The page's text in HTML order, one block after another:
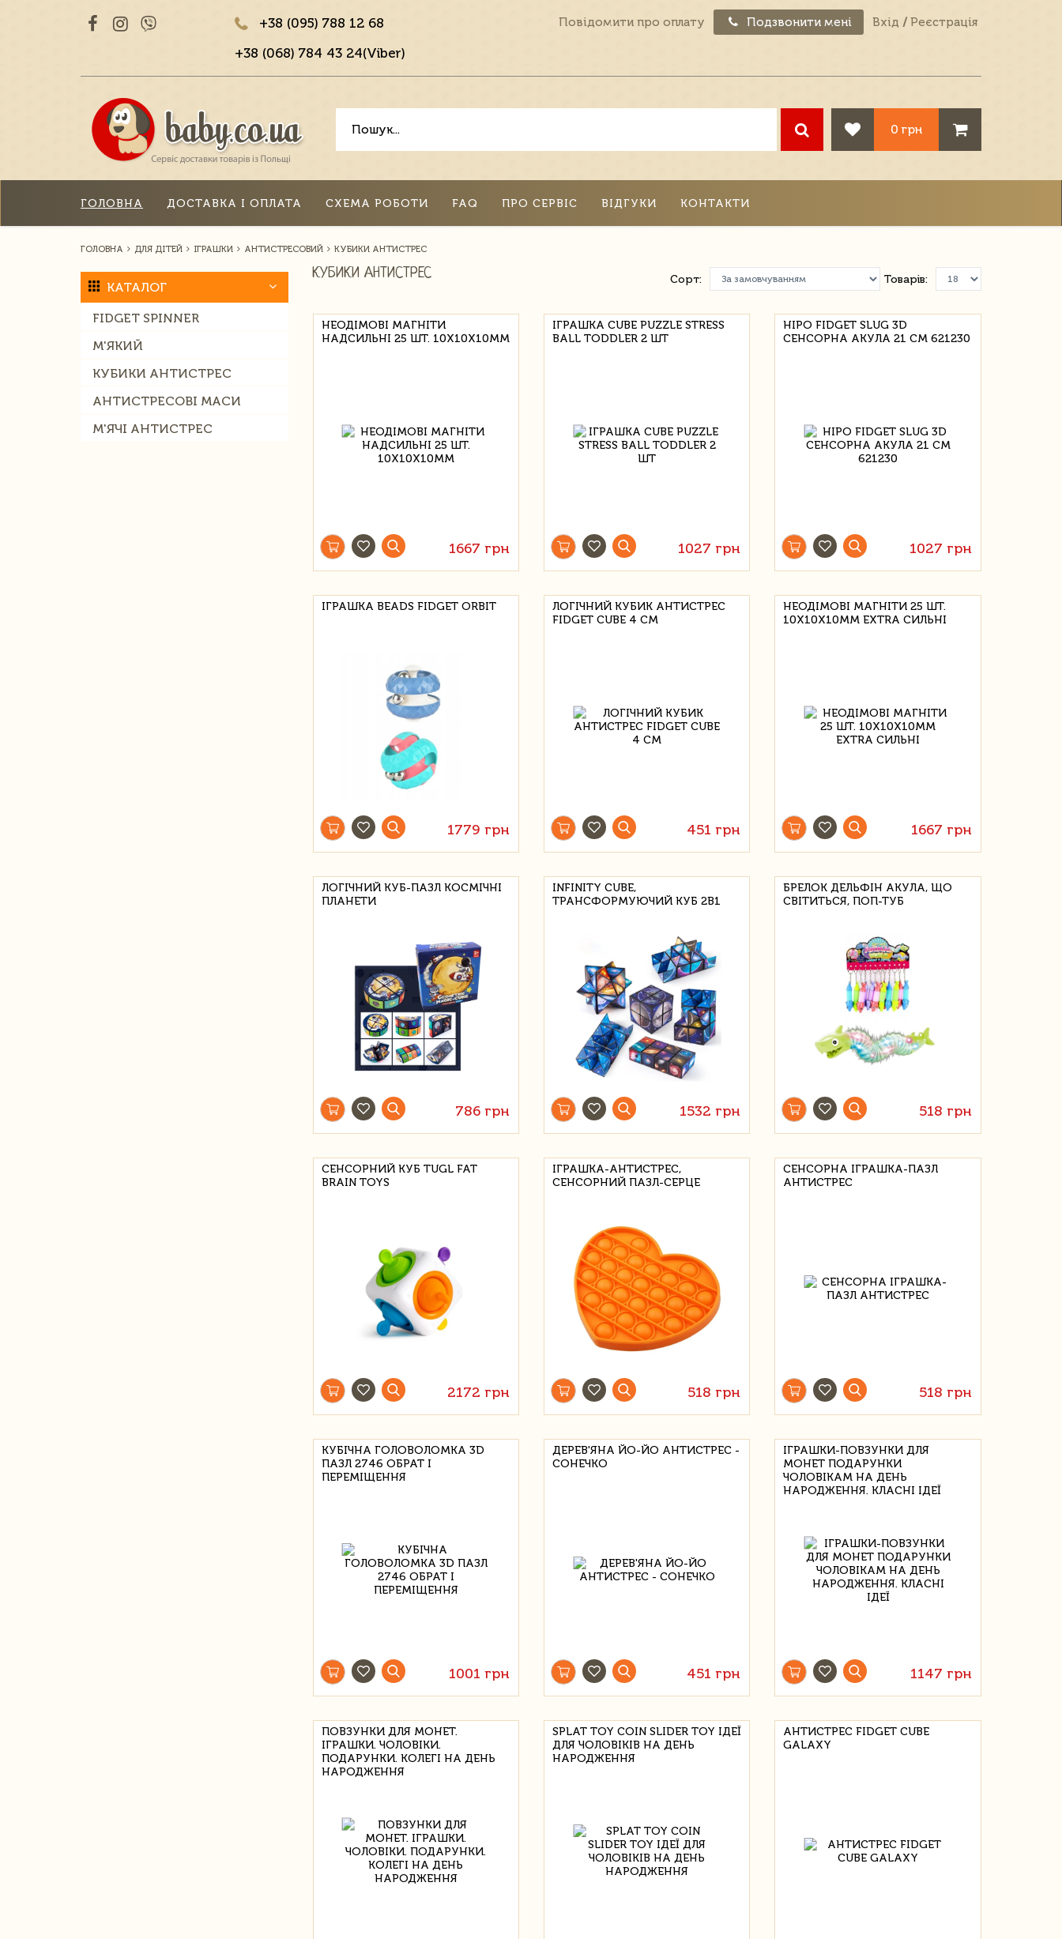
+38 (095) 788 12 68
+38 (068) 784 43 24(Viber)
Повідомити про оплату Подзвонити мені Вхід / Реєстрація
0 грн
ГОЛОВНА ДОСТАВКА І ОПЛАТА СХЕМА РОБОТИ FAQ ПРО СЕРВІС ВІДГУКИ КОНТАКТИ
ГОЛОВНА ДЛЯ ДІТЕЙ ІГРАШКИ АНТИСТРЕСОВИЙ КУБИКИ АНТИСТРЕС
КАТАЛОГ
FIDGET SPINNER
М'ЯКИЙ
КУБИКИ АНТИСТРЕС
АНТИСТРЕСОВІ МАСИ
М'ЯЧІ АНТИСТРЕС
КУБИКИ АНТИСТРЕС Товарів:
Сорт:
НЕОДІМОВІ МАГНІТИ
НАДСИЛЬНІ 25 ШТ. 10X10X10MM
1667 грн
ІГРАШКА CUBE PUZZLE STRESS
BALL TODDLER 2 ШТ
1027 грн
HIPO FIDGET SLUG 3D
СЕНСОРНА АКУЛА 21 СМ 621230
1027 грн
ІГРАШКА BEADS FIDGET ORBIT
1779 грн
ЛОГІЧНИЙ КУБИК АНТИСТРЕС
FIDGET CUBE 4 СМ
451 грн
НЕОДІМОВІ МАГНІТИ 25 ШТ.
10X10X10MM EXTRA СИЛЬНІ
1667 грн
ЛОГІЧНИЙ КУБ-ПАЗЛ КОСМІЧНІ
ПЛАНЕТИ
786 грн
INFINITY CUBE,
ТРАНСФОРМУЮЧИЙ КУБ 2В1
1532 грн
БРЕЛОК ДЕЛЬФІН АКУЛА, ЩО
СВІТИТЬСЯ, ПОП-ТУБ
518 грн
СЕНСОРНИЙ КУБ TUGL FAT
BRAIN TOYS
2172 грн
ІГРАШКА-АНТИСТРЕС,
СЕНСОРНИЙ ПАЗЛ-СЕРЦЕ
518 грн
СЕНСОРНА ІГРАШКА-ПАЗЛ
АНТИСТРЕС
518 грн
КУБІЧНА ГОЛОВОЛОМКА 3D
ПАЗЛ 2746 ОБРАТ І
ПЕРЕМІЩЕННЯ
1001 грн
ДЕРЕВ'ЯНА ЙО-ЙО АНТИСТРЕС -
СОНЕЧКО
451 грн
ІГРАШКИ-ПОВЗУНКИ ДЛЯ
МОНЕТ ПОДАРУНКИ
ЧОЛОВІКАМ НА ДЕНЬ
НАРОДЖЕННЯ. КЛАСНІ ІДЕЇ
1147 грн
ПОВЗУНКИ ДЛЯ МОНЕТ.
ІГРАШКИ. ЧОЛОВІКИ.
ПОДАРУНКИ. КОЛЕГІ НА ДЕНЬ
НАРОДЖЕННЯ
SPLAT TOY COIN SLIDER TOY ІДЕЇ
ДЛЯ ЧОЛОВІКІВ НА ДЕНЬ
НАРОДЖЕННЯ
АНТИСТРЕС FIDGET CUBE
GALAXY